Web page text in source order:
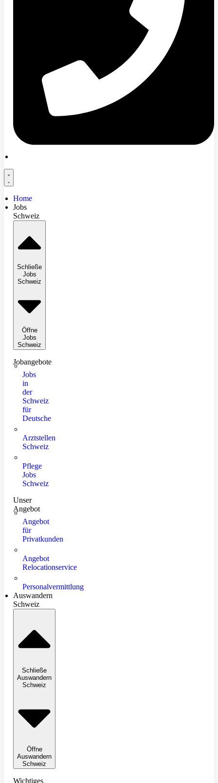
Home
Jobs
Schweiz
Schließe
Jobs
Schweiz
Öffne
Jobs
Schweiz
Jobangebote
Jobs
in
der
Schweiz
für
Deutsche
Arztstellen
Schweiz
Pflege
Jobs
Schweiz
Unser
Angebot
Angebot
für
Privatkunden
Angebot
Relocationservice
Personalvermittlung
Auswandern
Schweiz
Schließe
Auswandern
Schweiz
Öffne
Auswandern
Schweiz
Wichtiges